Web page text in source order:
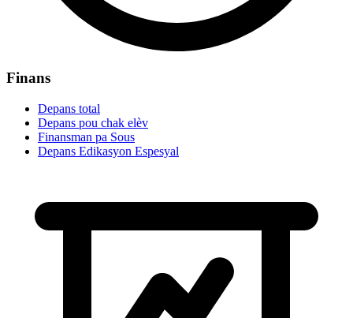
Finans
Depans total
Depans pou chak elèv
Finansman pa Sous
Depans Edikasyon Espesyal